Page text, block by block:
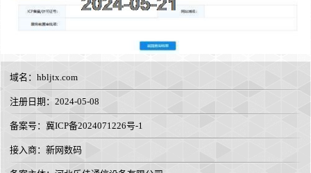
域名： hbljtx.com
注册日期：2024-05-08
备案号：冀ICP备2024071226号-1
接入商： 新网数码